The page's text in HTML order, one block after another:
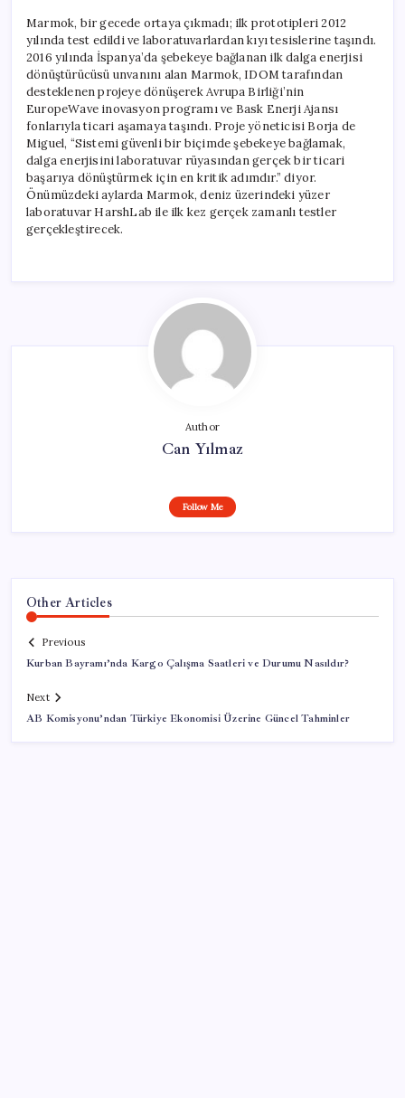
Marmok, bir gecede ortaya çıkmadı; ilk prototipleri 2012
yılında test edildi ve laboratuvarlardan kıyı tesislerine taşındı.
2016 yılında İspanya’da şebekeye bağlanan ilk dalga enerjisi
dönüştürücüsü unvanını alan Marmok, IDOM tarafından
desteklenen projeye dönüşerek Avrupa Birliği’nin
EuropeWave inovasyon programı ve Bask Enerji Ajansı
fonlarıyla ticari aşamaya taşındı. Proje yöneticisi Borja de
Miguel, “Sistemi güvenli bir biçimde şebekeye bağlamak,
dalga enerjisini laboratuvar rüyasından gerçek bir ticari
başarıya dönüştürmek için en kritik adımdır.” diyor.
Önümüzdeki aylarda Marmok, deniz üzerindeki yüzer
laboratuvar HarshLab ile ilk kez gerçek zamanlı testler
gerçekleştirecek.
Author
Can Yılmaz
Follow Me
Other Articles
Previous
Kurban Bayramı’nda Kargo Çalışma Saatleri ve Durumu Nasıldır?
Next
AB Komisyonu’ndan Türkiye Ekonomisi Üzerine Güncel Tahminler